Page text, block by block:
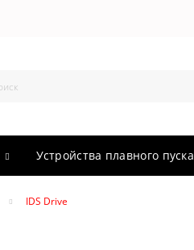
Устройства плавного пуска
IDS Drive